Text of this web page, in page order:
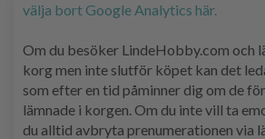
välja bort Google Analytics här.
Om du besöker LindeHobby.com och
korg men inte slutför köpet kan det
som efter en tid påminner dig om de
lämnade i korgen. Om du inte vill ta
du alltid avbryta prenumerationen via